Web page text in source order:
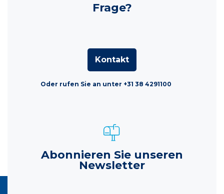
Frage?
Kontakt
Oder rufen Sie an unter +31 38 4291100
Abonnieren Sie unseren
Newsletter